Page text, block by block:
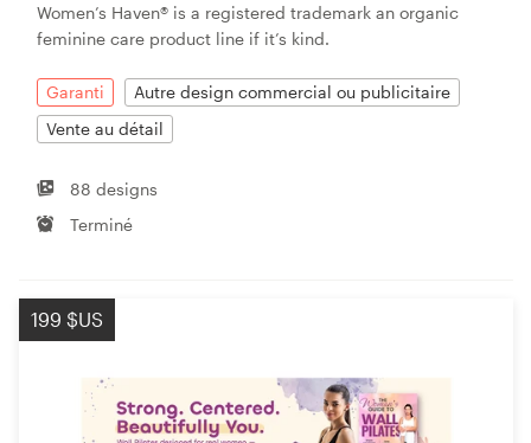
Women’s Haven® is a registered trademark an organic
feminine care product line if it’s kind.
Garanti
Autre design commercial ou publicitaire
Vente au détail
88 designs
Terminé
199 $US